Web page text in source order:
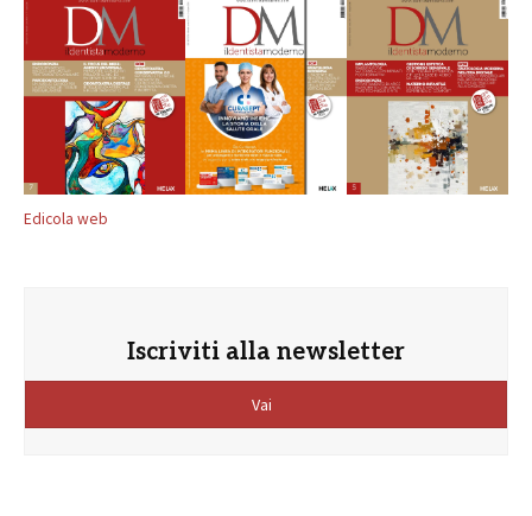
Edicola web
Iscriviti alla newsletter
Vai